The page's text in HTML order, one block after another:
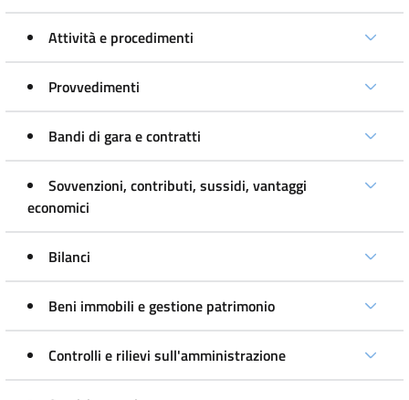
Attività e procedimenti
Provvedimenti
Bandi di gara e contratti
Sovvenzioni, contributi, sussidi, vantaggi
economici
Bilanci
Beni immobili e gestione patrimonio
Controlli e rilievi sull'amministrazione